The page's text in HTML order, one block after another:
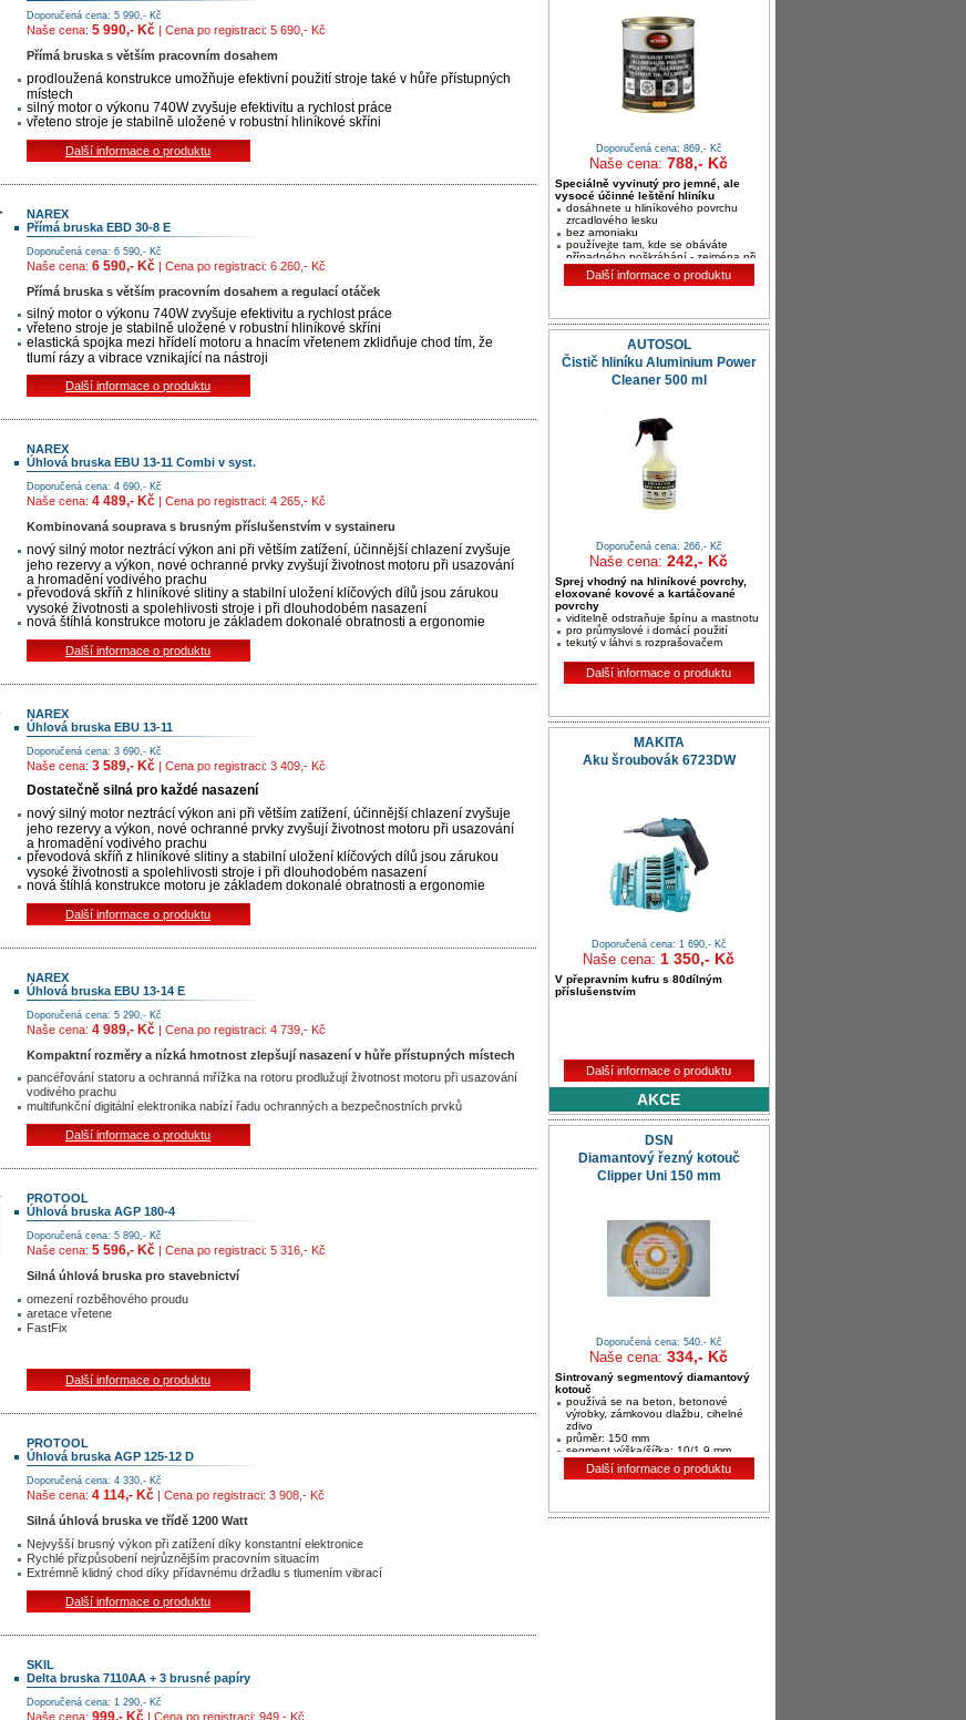
Doporučená cena: 5 990,- Kč
Naše cena: 5 990,- Kč
| Cena po registraci: 5 690,- Kč
Přímá bruska s větším pracovním dosahem
prodloužená konstrukce umožňuje efektivní použití stroje také v hůře přístupných
místech
silný motor o výkonu 740W zvyšuje efektivitu a rychlost práce
vřeteno stroje je stabilně uložené v robustní hliníkové skříni
Další informace o produktu
NAREX
Přímá bruska EBD 30-8 E
Doporučená cena: 6 590,- Kč
Naše cena: 6 590,- Kč | Cena po registraci: 6 260,- Kč
Přímá bruska s větším pracovním dosahem a regulací otáček
silný motor o výkonu 740W zvyšuje efektivitu a rychlost práce
vřeteno stroje je stabilně uložené v robustní hliníkové skříni
elastická spojka mezi hřídelí motoru a hnacím vřetenem zklidňuje chod tím, že
tlumí rázy a vibrace vznikající na nástroji
Další informace o produktu
NAREX
Úhlová bruska EBU 13-11 Combi v syst.
Doporučená cena: 4 690,- Kč
Naše cena: 4 489,- Kč | Cena po registraci: 4 265,- Kč
Kombinovaná souprava s brusným příslušenstvím v systaineru
nový silný motor neztrácí výkon ani při větším zatížení, účinnější chlazení zvyšuje
jeho rezervy a výkon, nové ochranné prvky zvyšují životnost motoru při usazování
a hromadění vodivého prachu
převodová skříň z hliníkové slitiny a stabilní uložení klíčových dílů jsou zárukou
vysoké životnosti a spolehlivosti stroje i při dlouhodobém nasazení
nová štíhlá konstrukce motoru je základem dokonalé obratnosti a ergonomie
Další informace o produktu
NAREX
Úhlová bruska EBU 13-11
Doporučená cena: 3 690,- Kč
Naše cena: 3 589,- Kč | Cena po registraci: 3 409,- Kč
Dostatečně silná pro každé nasazení
nový silný motor neztrácí výkon ani při větším zatížení, účinnější chlazení zvyšuje
jeho rezervy a výkon, nové ochranné prvky zvyšují životnost motoru při usazování
a hromadění vodivého prachu
převodová skříň z hliníkové slitiny a stabilní uložení klíčových dílů jsou zárukou
vysoké životnosti a spolehlivosti stroje i při dlouhodobém nasazení
nová štíhlá konstrukce motoru je základem dokonalé obratnosti a ergonomie
Další informace o produktu
NAREX
Úhlová bruska EBU 13-14 E
Doporučená cena: 5 290,- Kč
Naše cena: 4 989,- Kč | Cena po registraci: 4 739,- Kč
Kompaktní rozměry a nízká hmotnost zlepšují nasazení v hůře přístupných místech
pancéřování statoru a ochranná mřížka na rotoru prodlužují životnost motoru při usazování
vodivého prachu
multifunkční digitální elektronika nabízí řadu ochranných a bezpečnostních prvků
Další informace o produktu
PROTOOL
Úhlová bruska AGP 180-4
Doporučená cena: 5 890,- Kč
Naše cena: 5 596,- Kč
| Cena po registraci: 5 316,- Kč
Silná úhlová bruska pro stavebnictví
omezení rozběhového proudu
aretace vřetene
FastFix
Další informace o produktu
PROTOOL
Úhlová bruska AGP 125-12 D
Doporučená cena: 4 330,- Kč
Naše cena: 4 114,- Kč
| Cena po registraci: 3 908,- Kč
Silná úhlová bruska ve třídě 1200 Watt
Nejvyšší brusný výkon při zatížení díky konstantní elektronice
Rychlé přizpůsobení nejrůznějším pracovním situacím
Extrémně klidný chod díky přídavnému držadlu s tlumením vibrací
Další informace o produktu
SKIL
Delta bruska 7110AA + 3 brusné papíry
Doporučená cena: 1 290,- Kč
Naše cena: 999,- Kč | Cena po registraci: 949,- Kč
Doporučená cena: 869,- Kč
Naše cena: 788,- Kč
Speciálně vyvinutý pro jemné, ale
vysocé účinné leštění hliníku
dosáhnete u hliníkového povrchu
zrcadlového lesku
bez amoniaku
používejte tam, kde se obáváte
případného poškrábání - zejména při
strojním leštění při vysoké teplotě
Další informace o produktu
AUTOSOL
Čistič hliníku Aluminium Power
Cleaner 500 ml
Doporučená cena: 266,- Kč
Naše cena: 242,- Kč
Sprej vhodný na hliníkové povrchy,
eloxované kovové a kartáčované
povrchy
viditelně odstraňuje špínu a mastnotu
pro průmyslové i domácí použití
tekutý v láhvi s rozprašovačem
Další informace o produktu
MAKITA
Aku šroubovák 6723DW
Doporučená cena: 1 690,- Kč
Naše cena: 1 350,- Kč
V přepravním kufru s 80dílným
příslušenstvím
Další informace o produktu
AKCE
DSN
Diamantový řezný kotouč
Clipper Uni 150 mm
Doporučená cena: 540,- Kč
Naše cena: 334,- Kč
Sintrovaný segmentový diamantový
kotouč
používá se na beton, betonové
výrobky, zámkovou dlažbu, cihelné
zdivo
průměr: 150 mm
segment výška/šířka: 10/1,9 mm
Další informace o produktu